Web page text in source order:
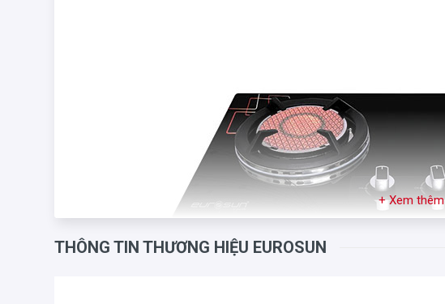
+ Xem thêm
THÔNG TIN THƯƠNG HIỆU EUROSUN